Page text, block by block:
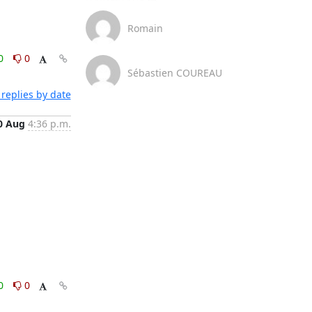
0
by date
Aug 4:36 p.m.
0
Romain
Sébastien COUREAU